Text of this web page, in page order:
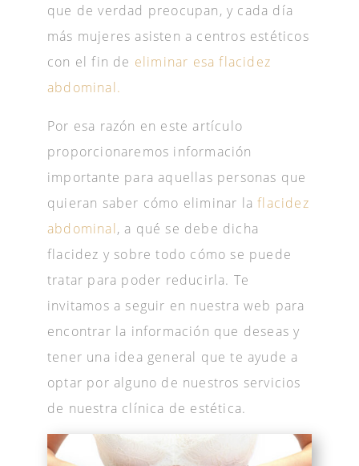
que de verdad preocupan, y cada día
más mujeres asisten a centros estéticos
con el fin de eliminar esa flacidez
abdominal.
Por esa razón en este artículo
proporcionaremos información
importante para aquellas personas que
quieran saber cómo eliminar la flacidez
abdominal, a qué se debe dicha
flacidez y sobre todo cómo se puede
tratar para poder reducirla. Te
invitamos a seguir en nuestra web para
encontrar la información que deseas y
tener una idea general que te ayude a
optar por alguno de nuestros servicios
de nuestra clínica de estética.